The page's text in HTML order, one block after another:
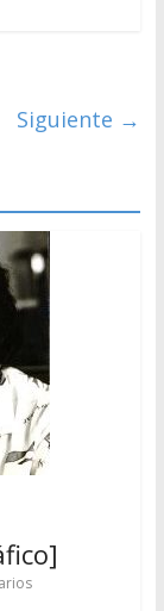
Siguiente →